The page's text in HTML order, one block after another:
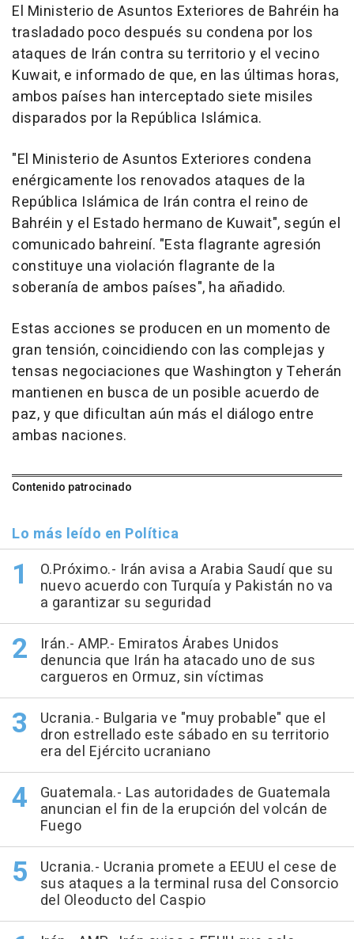
El Ministerio de Asuntos Exteriores de Bahréin ha
trasladado poco después su condena por los
ataques de Irán contra su territorio y el vecino
Kuwait, e informado de que, en las últimas horas,
ambos países han interceptado siete misiles
disparados por la República Islámica.
"El Ministerio de Asuntos Exteriores condena
enérgicamente los renovados ataques de la
República Islámica de Irán contra el reino de
Bahréin y el Estado hermano de Kuwait", según el
comunicado bahreiní. "Esta flagrante agresión
constituye una violación flagrante de la
soberanía de ambos países", ha añadido.
Estas acciones se producen en un momento de
gran tensión, coincidiendo con las complejas y
tensas negociaciones que Washington y Teherán
mantienen en busca de un posible acuerdo de
paz, y que dificultan aún más el diálogo entre
ambas naciones.
Contenido patrocinado
Lo más leído en Política
O.Próximo.- Irán avisa a Arabia Saudí que su
nuevo acuerdo con Turquía y Pakistán no va
a garantizar su seguridad
Irán.- AMP.- Emiratos Árabes Unidos
denuncia que Irán ha atacado uno de sus
cargueros en Ormuz, sin víctimas
Ucrania.- Bulgaria ve "muy probable" que el
dron estrellado este sábado en su territorio
era del Ejército ucraniano
Guatemala.- Las autoridades de Guatemala
anuncian el fin de la erupción del volcán de
Fuego
Ucrania.- Ucrania promete a EEUU el cese de
sus ataques a la terminal rusa del Consorcio
del Oleoducto del Caspio